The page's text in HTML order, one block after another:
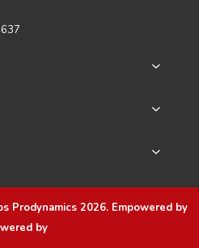
+
+
+
Prodynamics 2026. Empowered by
by